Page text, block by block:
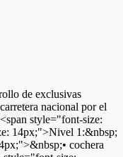
de exclusivas
nacional por el
style="font-size:
14px;">Nivel 1:&nbsp;
cochera